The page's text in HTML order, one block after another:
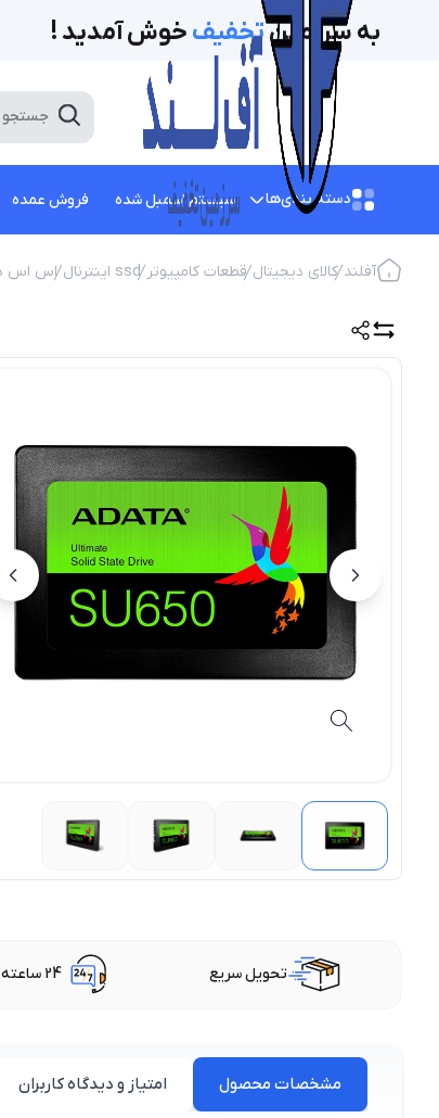
به سرزمینتخفیف‌ خوش آمدید !
دسته بندی‌ها سیستم اسمبل شده فروش عمده
آفلند کالای دیجیتال قطعات کامپیوتر ssd اینترنال اس اس
تحویل سریع 24 ساعته ، 7 روز هفته
مشخصات محصول امتیاز و دیدگاه کاربران